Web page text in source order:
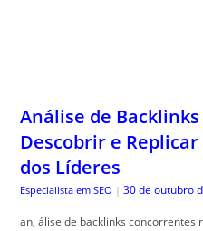
Análise de
Descobrir e
dos Líderes
Especialista em SEO | 30 de outubro
an, álise de backlinks concorrentes